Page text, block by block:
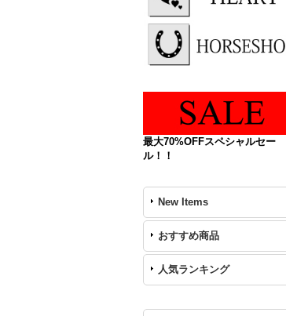
最大70%OFFスペシャルセー
ル！！
New Items
おすすめ商品
人気ランキング